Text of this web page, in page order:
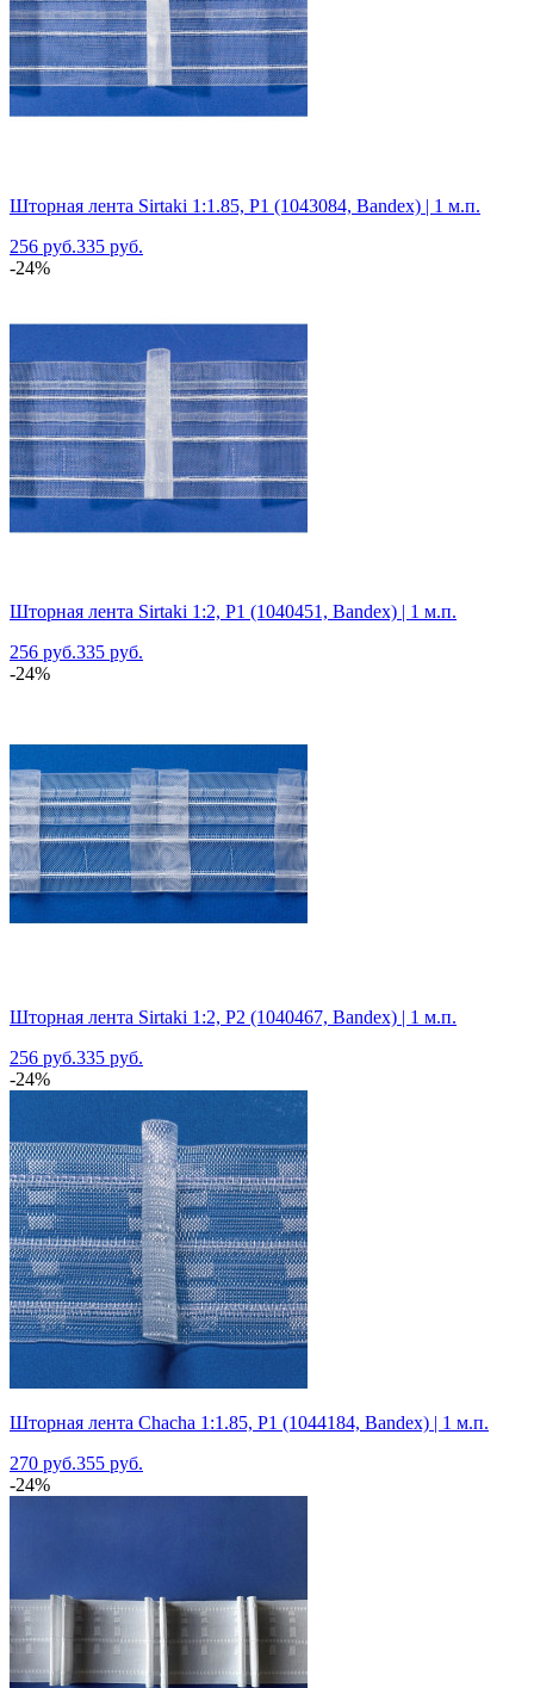
Шторная лента Sirtaki 1:1.85, P1 (1043084, Bandex) | 1 м.п.
256 руб.335 руб.
-24%
Шторная лента Sirtaki 1:2, P1 (1040451, Bandex) | 1 м.п.
256 руб.335 руб.
-24%
Шторная лента Sirtaki 1:2, P2 (1040467, Bandex) | 1 м.п.
256 руб.335 руб.
-24%
Шторная лента Chacha 1:1.85, P1 (1044184, Bandex) | 1 м.п.
270 руб.355 руб.
-24%